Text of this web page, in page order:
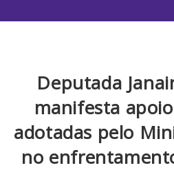
Deputada
manifesta
adotadas pelo
no